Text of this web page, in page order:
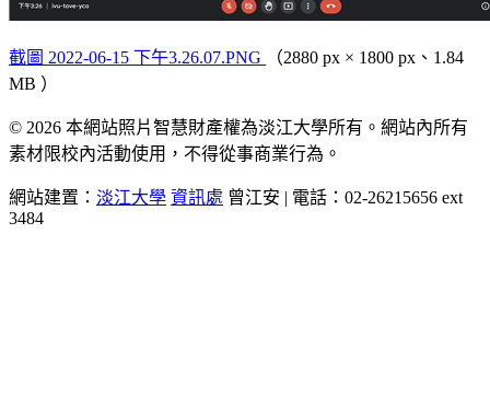
截圖 2022-06-15 下午3.26.07.PNG
（2880 px × 1800 px、1.84
MB ）
© 2026 本網站照片智慧財產權為淡江大學所有。網站內所有
素材限校內活動使用，不得從事商業行為。
網站建置： 淡江大學 資訊處 曾江安 | 電話：02-26215656 ext
3484